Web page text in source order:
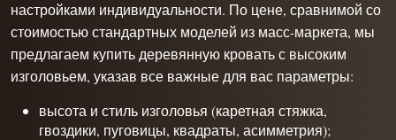
настройками индивидуальности. По цене, сравнимой со
стоимостью стандартных моделей из масс-маркета, мы
предлагаем купить деревянную кровать с высоким
изголовьем, указав все важные для вас параметры:
высота и стиль изголовья (каретная стяжка,
гвоздики, пуговицы, квадраты, асимметрия);